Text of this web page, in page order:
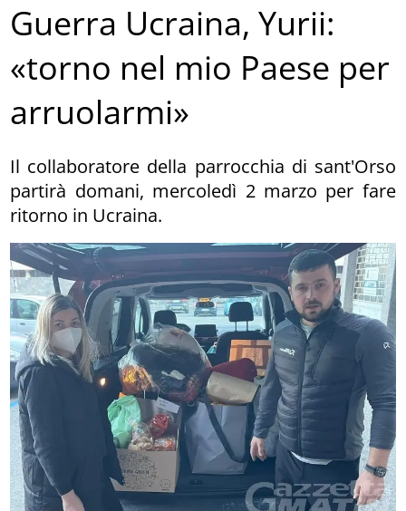
Guerra Ucraina, Yurii:
«torno nel mio Paese per
arruolarmi»
Il collaboratore della parrocchia di sant'Orso
partirà domani, mercoledì 2 marzo per fare
ritorno in Ucraina.